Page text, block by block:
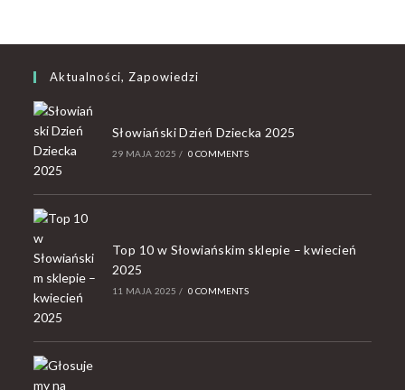
Aktualności, Zapowiedzi
Słowiański Dzień Dziecka 2025
29 MAJA 2025 / 0 COMMENTS
Top 10 w Słowiańskim sklepie – kwiecień
2025
11 MAJA 2025 / 0 COMMENTS